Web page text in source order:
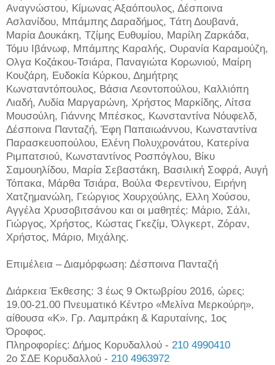
Αναγνώστου, Κίμωνας Αξαόπουλος, Δέσποινα
Ασλανίδου, Μπάμπης Δαραδήμος, Tάτη Δουβανά,
Μαρία Δουκάκη, Τζίμης Ευθυμίου, Μαρίλη Ζαρκάδα,
Τόμυ Ιβάνωφ, Μπάμπης Καραλής, Ουρανία Καραμούζη,
Ολγα Κοζάκου-Τσιάρα, Παναγιώτα Κορωνιού, Μαίρη
Κουζάρη, Ευδοκία Κύρκου, Δημήτρης
Κωνσταντόπουλος, Βάσια Λεοντοπούλου, Καλλιόπη
Λιαδή, Λυδία Μαργαρώνη, Χρήστος Μαρκίδης, Λίτσα
Μουσούλη, Γιάννης Μπέσκος, Κωνσταντίνα Νόυφελδ,
Δέσποινα Πανταζή, Έφη Παπαιωάννου, Κωνσταντίνα
Παρασκευοπούλου, Ελένη Πολυχρονάτου, Κατερίνα
Ριμπατσιού, Κωνσταντίνος Ροσπόγλου, Βίκυ
Σαμουηλίδου, Μαρία Σεβαστάκη, Βασιλική Σοφρά, Αυγή
Τόπακα, Μάρθα Τσιάρα, Βούλα Φερεντίνου, Ειρήνη
Χατζημανώλη, Γεώργιος Χουρχούλης, Ελλη Χούσου,
Αγγέλα Χρυσοβιτσάνου και οι μαθητές: Μάριο, Σάλι,
Γιώργος, Χρήστος, Κώστας Γκεζίμ, Όλγκερτ, Ζόραν,
Χρήστος, Μάριο, Μιχάλης.
Επιμέλεια – Διαμόρφωση: Δέσποινα Πανταζή
Διάρκεια Έκθεσης: 3 έως 9 Οκτωβρίου 2016, ώρες:
19.00-21.00 Πνευματικό Κέντρο «Μελίνα Μερκούρη»,
αίθουσα «Κ». Γρ. Λαμπράκη & Καρυταίνης, 1ος
Όροφος.
Πληροφορίες: Δήμος Κορυδαλλού - 210 4990410
2ο ΣΔΕ Κορυδαλλού - 210 4963972